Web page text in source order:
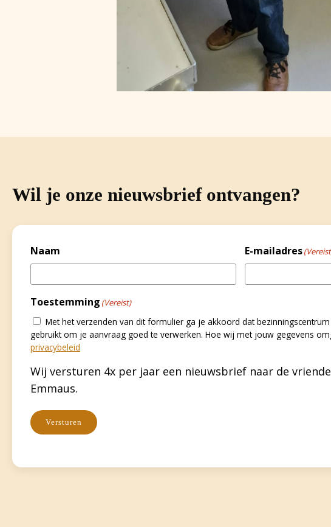
Wil je onze nieuwsbrief ontvangen?
Naam E-mailadres
Toestemming (Vereist)
Met het verzenden van dit formulier ga je akkoord dat
gebruikt om je aanvraag goed te verwerken. Hoe wij met jouw gegevens
privacybeleid
Wij versturen 4x per jaar een nieuwsbrief naar de
Emmaus.
Versturen